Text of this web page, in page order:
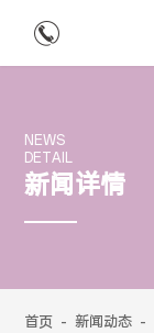
NEWS
DETAIL
新闻详情
首页 - 新闻动态 -